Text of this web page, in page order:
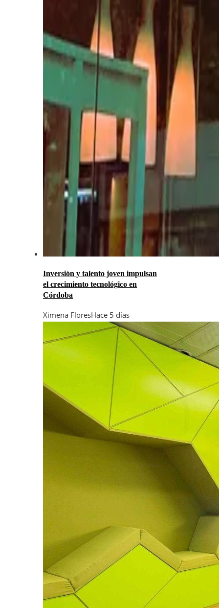
Inversión y talento joven impulsan
el crecimiento tecnológico en
Córdoba
Ximena FloresHace 5 días